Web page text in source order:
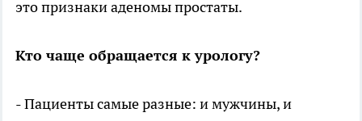
это признаки аденомы простаты.
Кто чаще обращается к урологу?
- Пациенты самые разные: и мужчины, и